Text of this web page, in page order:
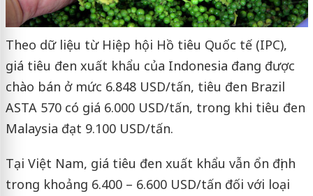
Theo dữ liệu từ Hiệp hội Hồ tiêu Quốc tế (IPC),
giá tiêu đen xuất khẩu của Indonesia đang được
chào bán ở mức 6.848 USD/tấn, tiêu đen Brazil
ASTA 570 có giá 6.000 USD/tấn, trong khi tiêu đen
Malaysia đạt 9.100 USD/tấn.
Tại Việt Nam, giá tiêu đen xuất khẩu vẫn ổn định
trong khoảng 6.400 – 6.600 USD/tấn đối với loại